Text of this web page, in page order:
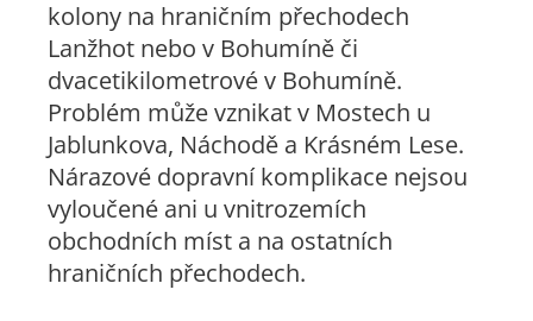
kolony na hraničním přechodech
Lanžhot nebo v Bohumíně či
dvacetikilometrové v Bohumíně.
Problém může vznikat v Mostech u
Jablunkova, Náchodě a Krásném Lese.
Nárazové dopravní komplikace nejsou
vyloučené ani u vnitrozemích
obchodních míst a na ostatních
hraničních přechodech.